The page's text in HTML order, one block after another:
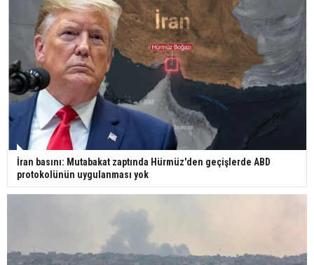
yaptı
Gazze'deki Sağlık Bakanlığı duyurdu: Vahşetin
pençesinde 2 salgın vaka tespit edildi
İran basını: Mutabakat zaptında Hürmüz'den geçişlerde ABD
protokolünün uygulanması yok